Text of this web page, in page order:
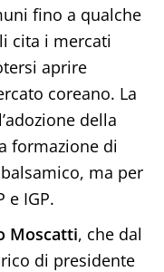
fino a qualche
cita i mercati
aprire
coreano. La
della
formazione di
ma per
e IGP.
Moscatti, che dal
di presidente